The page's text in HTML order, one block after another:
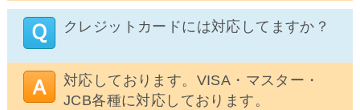
クレジットカードには対応してますか？
対応しております。VISA・マスター・
JCB各種に対応しております。